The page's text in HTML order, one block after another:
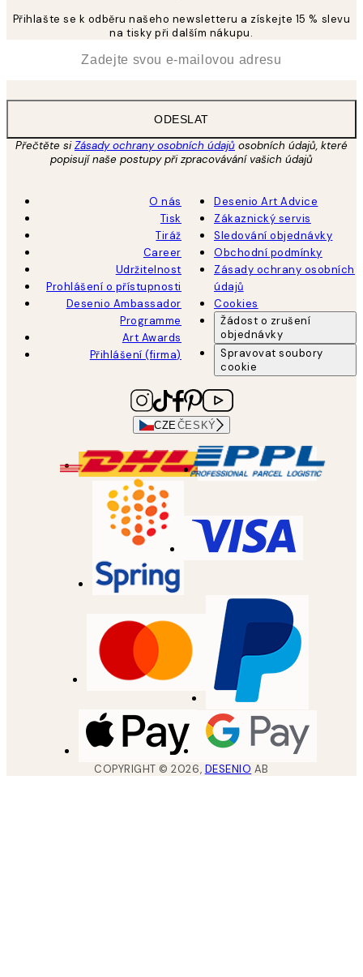
Přihlašte se k odběru našeho newsletteru a získejte 15 % slevu
na tisky při dalším nákupu.
ODESLAT
Přečtěte siZásady ochrany osobních údajů osobních údajů, které
popisují naše postupy při zpracovávání vašich údajů
O nás
Tisk
Tiráž
Career
Udržitelnost
Prohlášení o přístupnosti
Desenio Ambassador
Programme
Art Awards
Přihlášení (firma)
Desenio Art Advice
Zákaznický servis
Sledování objednávky
Obchodní podmínky
Zásady ochrany osobních
údajů
Cookies
Žádost o zrušení
objednávky
Spravovat soubory
cookie
CZE ČESKÝ
COPYRIGHT ©2026, DESENIO AB